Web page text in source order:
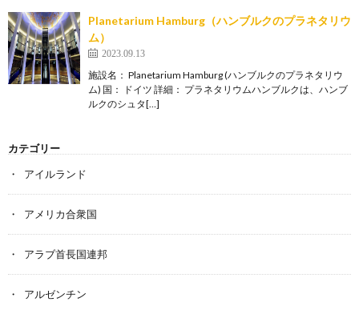
Planetarium Hamburg（ハンブルクのプラネタリウ
ム）
2023.09.13
施設名： Planetarium Hamburg (ハンブルクのプラネタリウ
ム) 国： ドイツ 詳細： プラネタリウムハンブルクは、ハンブ
ルクのシュタ[…]
カテゴリー
アイルランド
アメリカ合衆国
アラブ首長国連邦
アルゼンチン